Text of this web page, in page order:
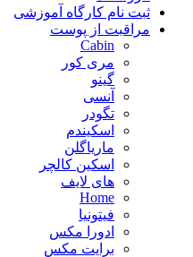
ثبت نام کارگاه آموزشی
مراقبت از پوست
Cabin
مری کور
گینو
آنسی
تگودر
اسکیندم
ماریاگلن
اسکین کالچر
های لایف
Home
فیتونیا
ادورا مکس
برایت مکس